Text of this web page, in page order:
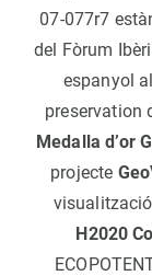
07-077r7
del Fòrum
espanyol
preservation
Medalla d’or
projecte
H2020